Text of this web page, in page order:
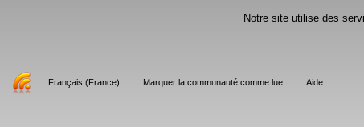
Notre site utilise des
Français (France) Marquer la communauté comme lue Aide